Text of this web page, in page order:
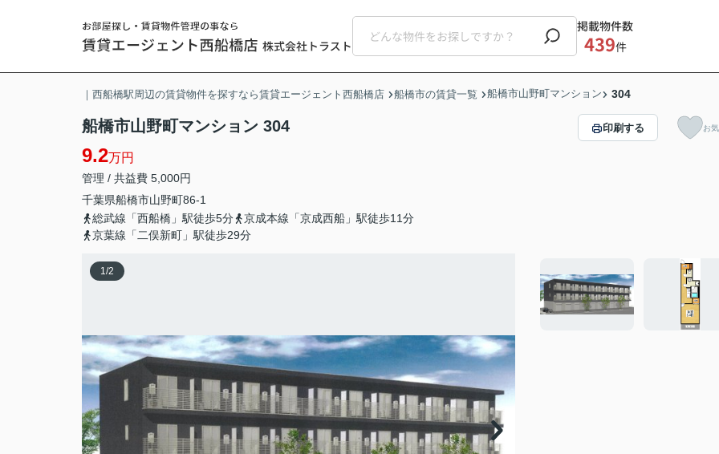
掲載物件数
439件
｜西船橋駅周辺の賃貸物件を探すなら賃貸エージェント西船橋店 船橋市の賃貸一覧 船橋市山野町マンション 304
船橋市山野町マンション 304
9.2万円
管理 / 共益費 5,000円
千葉県船橋市山野町86-1
総武線「西船橋」駅徒歩5分
京成本線「京成西船」駅徒歩11分
京葉線「二俣新町」駅徒歩29分
印刷する お
1/2